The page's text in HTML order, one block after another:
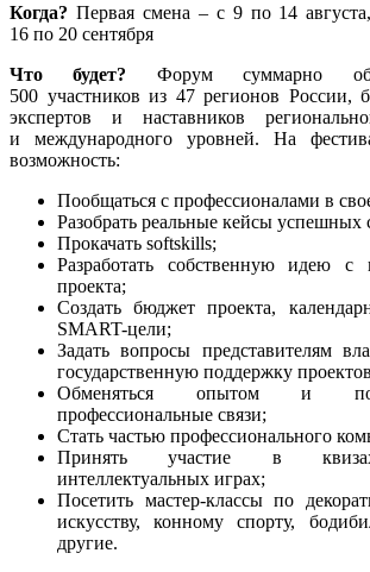
Когда? Первая смена – с 9 по 14
16 по 20 сентября
Что будет? Форум суммарно
500 участников из 47 регионов России,
экспертов и наставников
и международного уровней. На
возможность:
Пообщаться с профессионалами в
Разобрать реальные кейсы успешных
Прокачать softskills;
Разработать собственную идею с
проекта;
Создать бюджет проекта,
SMART-цели;
Задать вопросы представителям
государственную поддержку
Обменяться опытом и
профессиональные связи;
Стать частью профессионального
Принять участие в
интеллектуальных играх;
Посетить мастер-классыпо
искусству, конному спорту,
другие.